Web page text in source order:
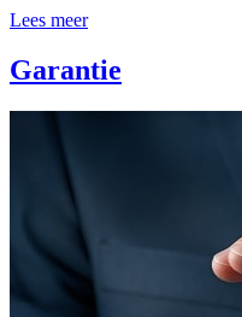
Lees meer
Garantie